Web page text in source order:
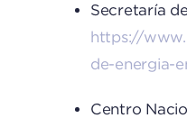
Secretaría
https://
de-energia-
Centro